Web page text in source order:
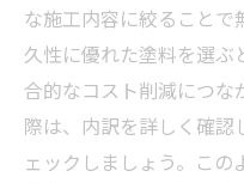
な施工内容に絞ることで
久性に優れた塗料を選ぶ
合的なコスト削減につな
際は、内訳を詳しく確
ェックしましょう。この